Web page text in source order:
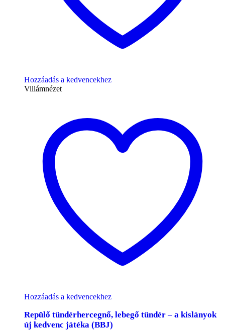
Hozzáadás a kedvencekhez
Villámnézet
Hozzáadás a kedvencekhez
Repülő tündérhercegnő, lebegő tündér – a kislányok
új kedvenc játéka (BBJ)